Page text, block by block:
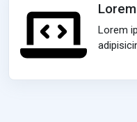
Lorem
Lorem